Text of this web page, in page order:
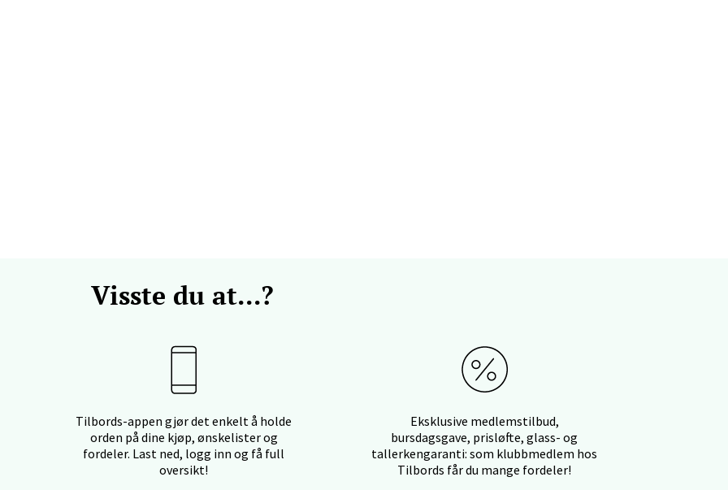
Visste du at...?
Tilbords-appen gjør det enkelt å holde
orden på dine kjøp, ønskelister og
fordeler. Last ned, logg inn og få full
oversikt!
Eksklusive medlemstilbud,
bursdagsgave, prisløfte, glass- og
tallerkengaranti: som klubbmedlem hos
Tilbords får du mange fordeler!
10-21